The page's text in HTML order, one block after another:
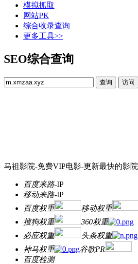
模拟抓取
网站PK
综合收录查询
更多工具>>
SEO综合查询
马祖影院-免费VIP电影-更新最快的影院
百度来路-IP
移动来路-IP
百度权重
移动权重
搜狗权重
360权重
必应权重
头条权重
神马权重
谷歌PR
百度检测